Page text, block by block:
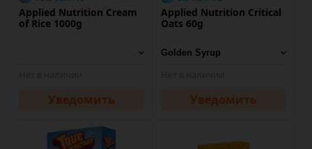
Applied Nutrition Cream
of Rice 1000g
Уведомить
Applied Nutrition Critical
Oats 60g
Уведомить